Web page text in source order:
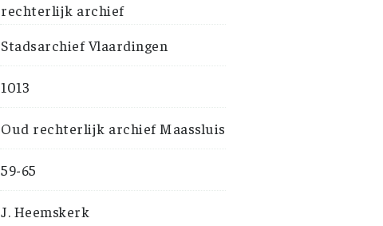
rechterlijk archief
Stadsarchief Vlaardingen
1013
Oud rechterlijk archief Maassluis
59-65
J. Heemskerk